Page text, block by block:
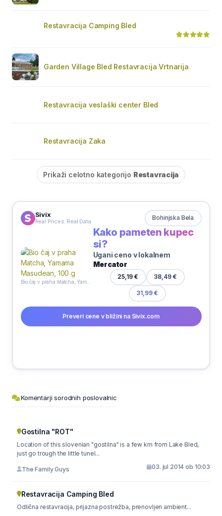
Restavracija Camping Bled
Garden Village Bled Restavracija Vrtnarija
Restavracija veslaški center Bled
Restavracija Zaka
Prikaži celotno kategorijo Restavracija
Sivix
Real Prices. Real Data Bohinjska Bela
Kako pameten kupec
si?
Ugani ceno v lokalnem
Mercator
25,19 € 38,49 €
31,99 €
Preveri cene v bližini na Sivix.com
Komentarji sorodnih poslovalnic
Gostilna "ROT"
Location of this slovenian "gostilna" is a few km from Lake Bled,
just go trough the little tunel...
The Family Guys 03. jul 2014 ob 10:03
Restavracija Camping Bled
Odlična restavracija, prijazna postrežba, prenovljen ambient...